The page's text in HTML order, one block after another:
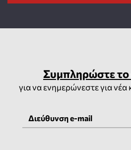
Συμπληρώστε το
για να ενημερώνεστε για